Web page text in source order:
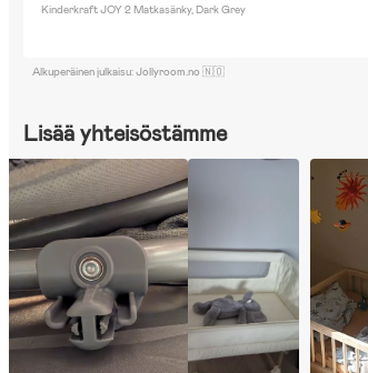
Kinderkraft JOY 2 Matkasänky, Dark Grey
Alkuperäinen julkaisu: Jollyroom.no 🇳🇴
Lisää yhteisöstämme